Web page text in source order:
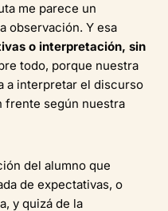
me parece un
observación. Y esa
o interpretación, sin
todo, porque nuestra
a interpretar el discurso
frente según nuestra
del alumno que
de expectativas, o
y quizá de la